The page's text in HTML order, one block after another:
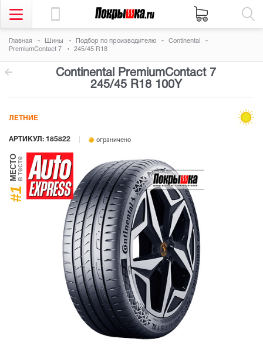
Главная Шины Подбор по производителю
Continental
PremiumContact 7
245/45 R18
Continental PremiumContact 7
245/45 R18 100Y
АРТИКУЛ: 185822 ограничено
ЛЕТНИЕ
#1
МЕСТОв тесте